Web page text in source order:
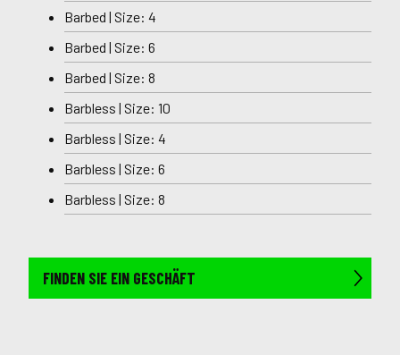
Barbed | Size: 4
Barbed | Size: 6
Barbed | Size: 8
Barbless | Size: 10
Barbless | Size: 4
Barbless | Size: 6
Barbless | Size: 8
FINDEN SIE EIN GESCHÄFT